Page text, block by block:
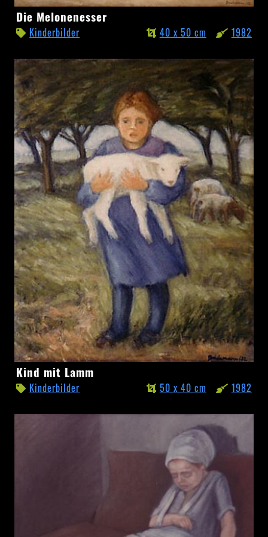
Die
Melonenesser
Die Melonenesser
Kinderbilder 1982
40 x 50 cm
Kind
mit
Lamm
Kind mit Lamm
Kinderbilder 1982
50 x 40 cm